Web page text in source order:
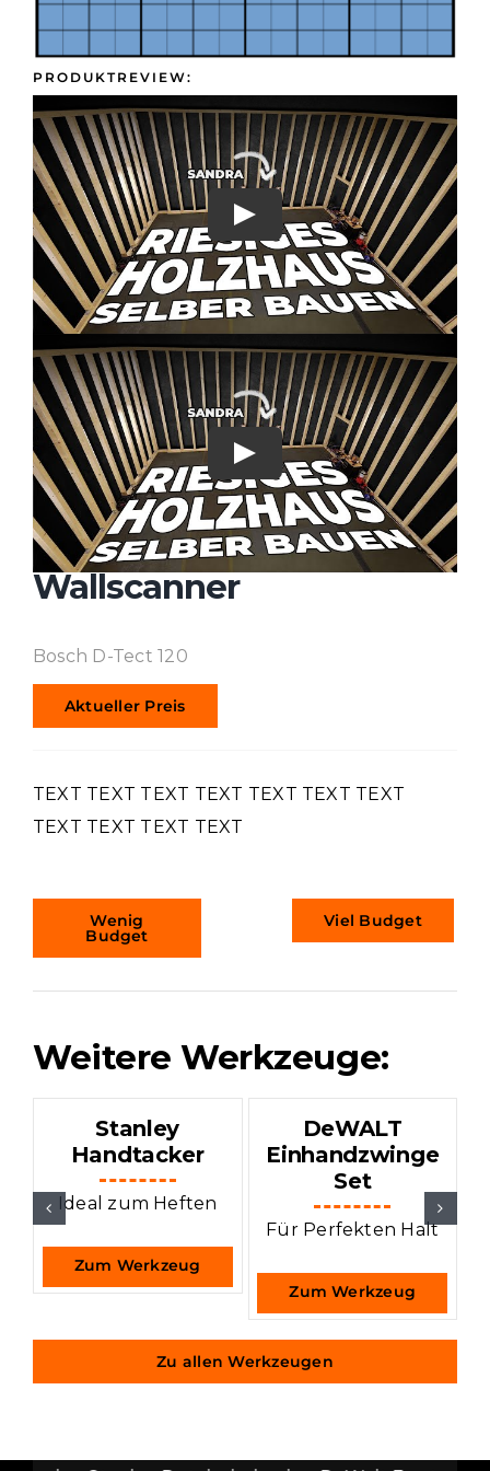
PRODUKTREVIEW:
Wallscanner
Bosch D-Tect 120
Aktueller Preis
TEXT TEXT TEXT TEXT TEXT TEXT TEXT
TEXT TEXT TEXT TEXT
Wenig
Budget
Viel Budget
Weitere Werkzeuge:
Stanley
Handtacker
Ideal zum Heften
Zum Werkzeug
DeWALT
Einhandzwinge
Set
Für Perfekten Halt
Zum Werkzeug
Zu allen Werkzeugen